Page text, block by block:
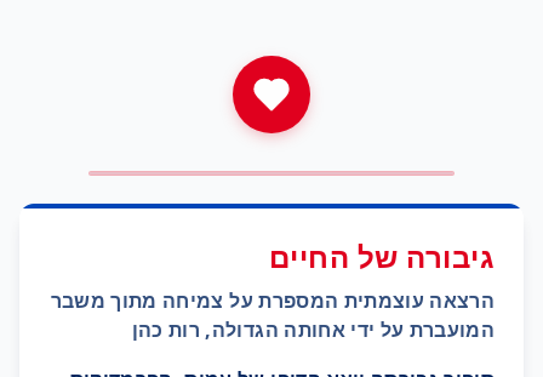
גיבורה של החיים
הרצאה עוצמתית המספרת על צמיחה מתוך משבר
המועברת על ידי אחותה הגדולה, רות כהן